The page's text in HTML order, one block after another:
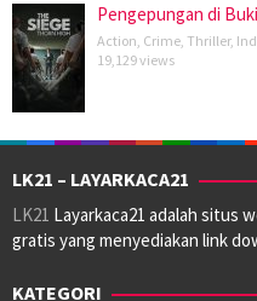
Pengepungan di
Action Crime Thriller,
19,129 views
LK21 – LAYARKACA21
LK21 Layarkaca21 adalah situs
gratis yang menyediakan link
KATEGORI